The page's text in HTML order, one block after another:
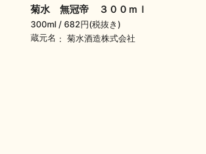
菊水 無冠帝 ３００ｍｌ
300ml
682円(税抜き)
蔵元名
菊水酒造株式会社